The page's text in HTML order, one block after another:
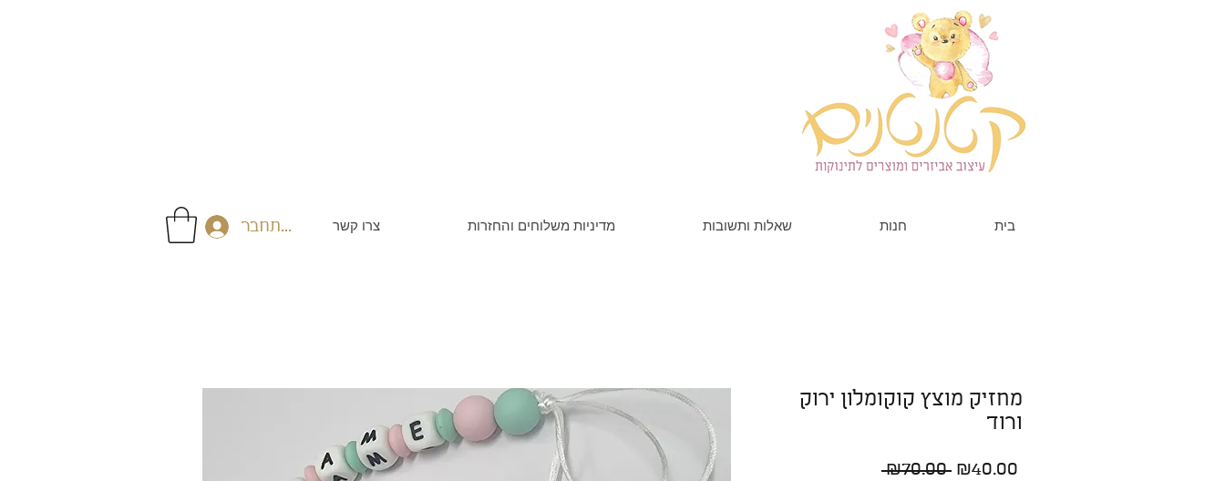
התחבר בית חנות שאלות ותשובות מדיניות משלוחים והחזרות צרו קשר
מחזיק מוצץ קוקומלון ירוק
ורוד
₪70.00 Regular
₪40.00